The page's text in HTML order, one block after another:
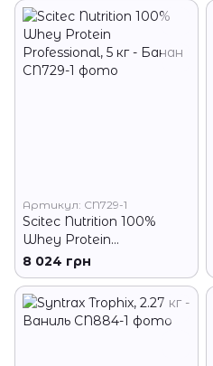
Артикул: CN729-1
Scitec Nutrition 100%
Whey Protein
Professional, 5 кг - Банан
8 024 грн